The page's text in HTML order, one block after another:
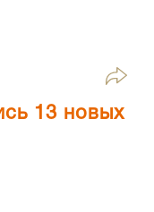
13 новых